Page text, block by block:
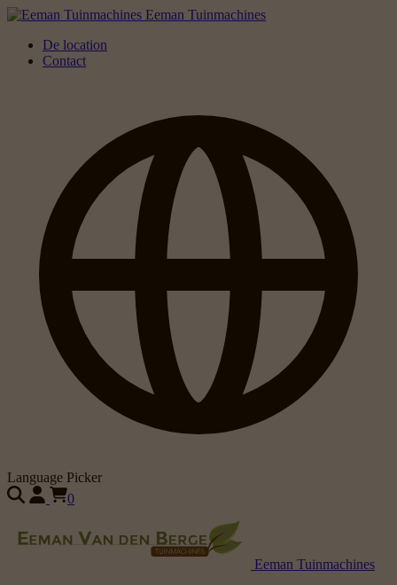
Eeman Tuinmachines
De location
Contact
Language Picker
0
Eeman Tuinmachines